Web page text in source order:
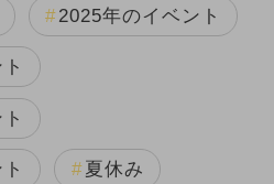
2025年のイベント
夏休み